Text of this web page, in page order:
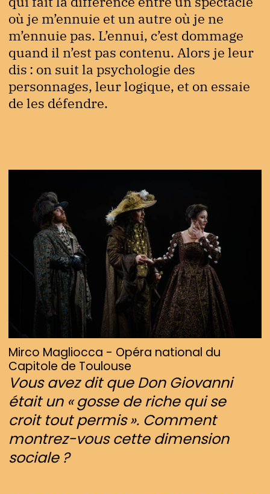
où je m’ennuie et un autre où je ne
m’ennuie pas. L’ennui, c’est dommage
quand il n’est pas contenu. Alors je leur
dis : on suit la psychologie des
personnages, leur logique, et on essaie
de les défendre.
Vous avez dit que Don Giovanni
était un « gosse de riche qui se
croit tout permis ». Comment
montrez-vous cette dimension
sociale ?
Mirco Magliocca - Opéra national du
Capitole de Toulouse